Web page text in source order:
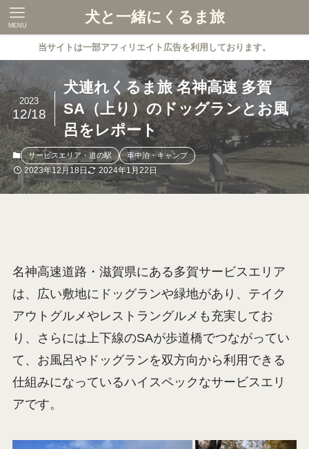
犬と一緒にくるま旅
MENU
当サイトは一部アフィリエイト広告を利用しております。
犬連れくるま旅 名神高速 多賀
SA（上り）のドッグランとお風
呂をレポート
2023
12/18
サービスエリア・道の駅 車中泊・キャンプ
2023年12月18日 2024年1月22日
名神高速道路・滋賀県にある多賀サービスエリア
は、広い敷地にドッグランや緑地があり、テイク
アウトグルメやレストラングルメも充実してお
り、さらには上下線のSAが歩道橋でつながってい
て、お風呂やドッグランを双方向から利用できる
仕組みになっているハイスペックなサービスエリ
アです。